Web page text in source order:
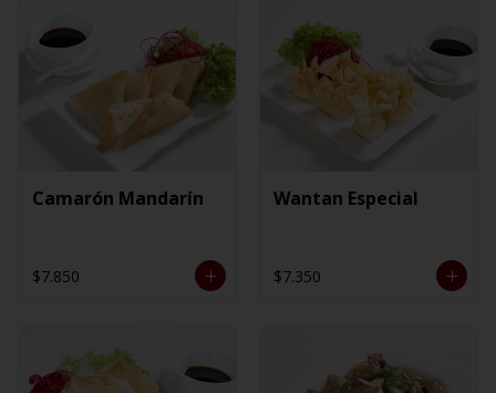
Camarón Mandarín
$7.850
Wantan Especial
$7.350